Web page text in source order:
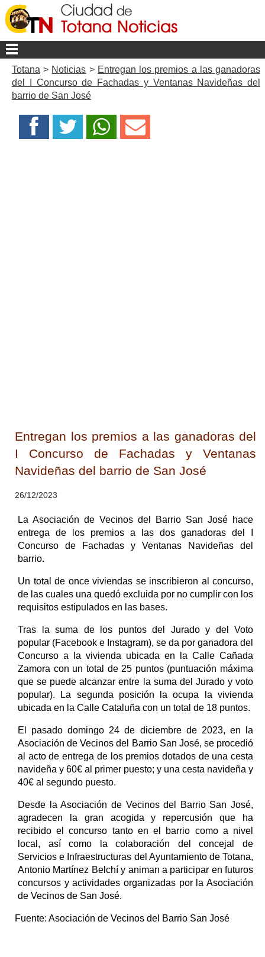
Totana > Noticias > Entregan los premios a las ganadoras
del I Concurso de Fachadas y Ventanas Navideñas del
barrio de San José
Entregan los premios a las ganadoras del
I Concurso de Fachadas y Ventanas
Navideñas del barrio de San José
26/12/2023
La Asociación de Vecinos del Barrio San José hace
entrega de los premios a las dos ganadoras del I
Concurso de Fachadas y Ventanas Navideñas del
barrio.
Un total de once viviendas se inscribieron al concurso,
de las cuales una quedó excluida por no cumplir con los
requisitos estipulados en las bases.
Tras la suma de los puntos del Jurado y del Voto
popular (Facebook e Instagram), se da por ganadora del
Concurso a la vivienda ubicada en la Calle Cañada
Zamora con un total de 25 puntos (puntuación máxima
que se puede alcanzar entre la suma del Jurado y voto
popular). La segunda posición la ocupa la vivienda
ubicada en la Calle Cataluña con un total de 18 puntos.
El pasado domingo 24 de diciembre de 2023, en la
Asociación de Vecinos del Barrio San José, se procedió
al acto de entrega de los premios dotados de una cesta
navideña y 60€ al primer puesto; y una cesta navideña y
40€ al segundo puesto.
Desde la Asociación de Vecinos del Barrio San José,
agradecen la gran acogida y repercusión que ha
recibido el concurso tanto en el barrio como a nivel
local, así como la colaboración del concejal de
Servicios e Infraestructuras del Ayuntamiento de Totana,
Antonio Martínez Belchí y animan a participar en futuros
concursos y actividades organizadas por la Asociación
de Vecinos de San José.
Fuente: Asociación de Vecinos del Barrio San José